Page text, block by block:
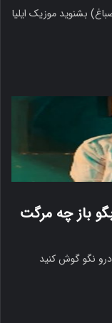
بشنوید موزیک ایلیا
باز چه مرگت
نگو گوش کنید